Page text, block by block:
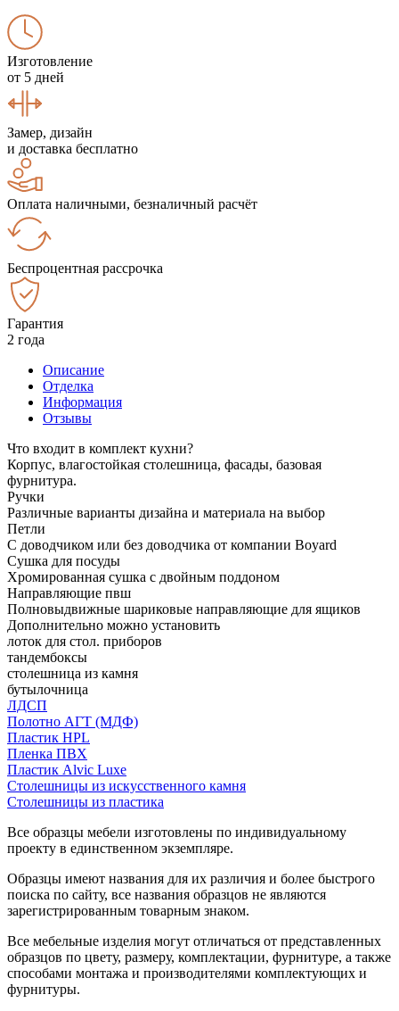
Изготовление
от 5 дней
Замер, дизайн
и доставка бесплатно
Оплата наличными, безналичный расчёт
Беспроцентная рассрочка
Гарантия
2 года
Описание
Отделка
Информация
Отзывы
Что входит в комплект кухни?
Корпус, влагостойкая столешница, фасады, базовая
фурнитура.
Ручки
Различные варианты дизайна и материала на выбор
Петли
С доводчиком или без доводчика от компании Boyard
Сушка для посуды
Хромированная сушка с двойным поддоном
Направляющие пвш
Полновыдвижные шариковые направляющие для ящиков
Дополнительно можно установить
лоток для стол. приборов
тандембоксы
столешница из камня
бутылочница
ЛДСП
Полотно АГТ (МДФ)
Пластик HPL
Пленка ПВХ
Пластик Alvic Luxe
Столешницы из искусственного камня
Столешницы из пластика
Все образцы мебели изготовлены по индивидуальному
проекту в единственном экземпляре.
Образцы имеют названия для их различия и более быстрого
поиска по сайту, все названия образцов не являются
зарегистрированным товарным знаком.
Все мебельные изделия могут отличаться от представленных
образцов по цвету, размеру, комплектации, фурнитуре, а также
способами монтажа и производителями комплектующих и
фурнитуры.